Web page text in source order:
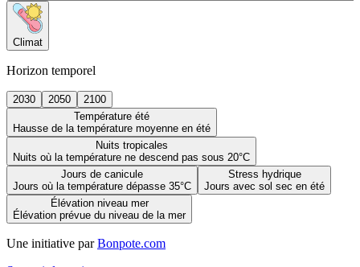
Climat
Horizon temporel
2030 2050
2100
Température été
Hausse de la température moyenne en été
Nuits tropicales
Nuits où la température ne descend pas sous 20°C
Jours de canicule
Jours où la température dépasse 35°C
Stress hydrique
Jours avec sol sec en été
Élévation niveau mer
Élévation prévue du niveau de la mer
Une initiative par Bonpote.com